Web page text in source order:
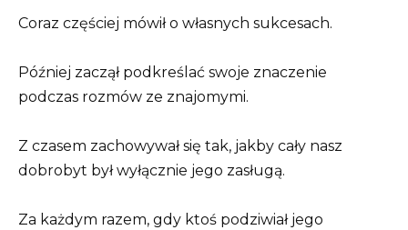
Coraz częściej mówił o własnych sukcesach.
Później zaczął podkreślać swoje znaczenie
podczas rozmów ze znajomymi.
Z czasem zachowywał się tak, jakby cały nasz
dobrobyt był wyłącznie jego zasługą.
Za każdym razem, gdy ktoś podziwiał jego